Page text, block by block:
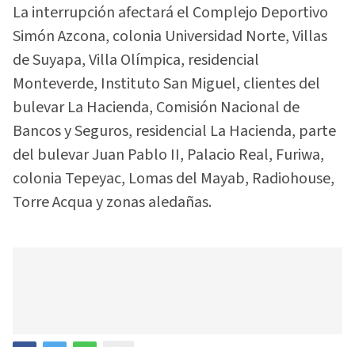
La interrupción afectará el Complejo Deportivo
Simón Azcona, colonia Universidad Norte, Villas
de Suyapa, Villa Olímpica, residencial
Monteverde, Instituto San Miguel, clientes del
bulevar La Hacienda, Comisión Nacional de
Bancos y Seguros, residencial La Hacienda, parte
del bulevar Juan Pablo II, Palacio Real, Furiwa,
colonia Tepeyac, Lomas del Mayab, Radiohouse,
Torre Acqua y zonas aledañas.